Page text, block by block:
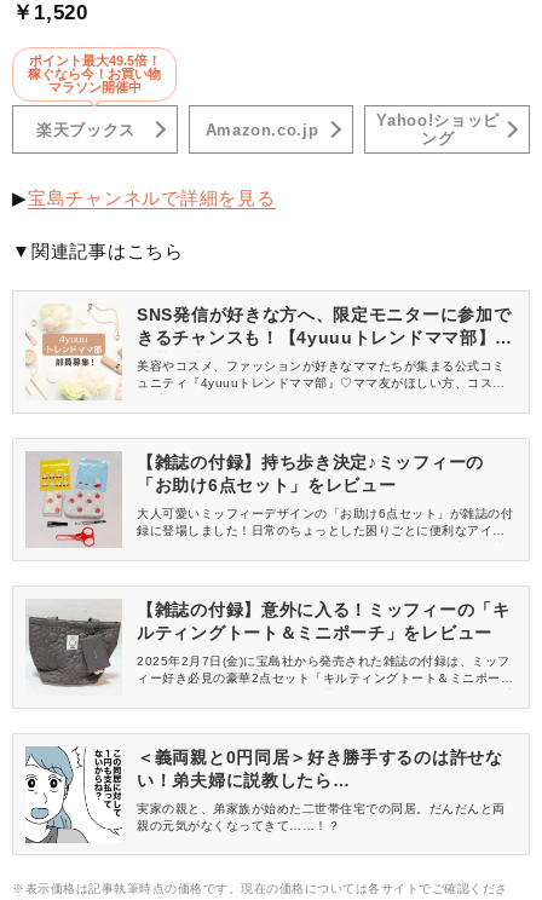
￥1,520
ポイント最大49.5倍！
稼ぐなら今！お買い物
マラソン開催中
楽天ブックス Amazon.co.jp
Yahoo!ショッピ
ング
▶宝島チャンネルで詳細を見る
▼関連記事はこちら
SNS発信が好きな方へ、限定モニターに参加で
きるチャンスも！【4yuuuトレンドママ部】部
員募集中
美容やコスメ、ファッションが好きなママたちが集まる公式コミ
ュニティ『4yuuuトレンドママ部』♡ママ友がほしい方、コスメサ
信してくれる方を募集しています！
【雑誌の付録】持ち歩き決定♪ミッフィーの
「お助け6点セット」をレビュー
大人可愛いミッフィーデザインの「お助け6点セット」が雑誌の付
録に登場しました！日常のちょっとした困りごとに便利なアイテ
ち運んだり、デスクの引き出しに常備したり……♡いざというとき
【雑誌の付録】意外に入る！ミッフィーの「キ
ルティングトート＆ミニポーチ」をレビュー
2025年2月7日(金)に宝島社から発売された雑誌の付録は、ミッフ
ィー好き必見の豪華2点セット「キルティングトート＆ミニポー
い、セット使いしたくなるアイテムです。サイズ感や使い心地を
＜義両親と0円同居＞好き勝手するのは許せな
い！弟夫婦に説教したら…
実家の親と、弟家族が始めた二世帯住宅での同居。だんだんと両
親の元気がなくなってきて……！？
※表示価格は記事執筆時点の価格です。現在の価格については各サイトでご確認くださ